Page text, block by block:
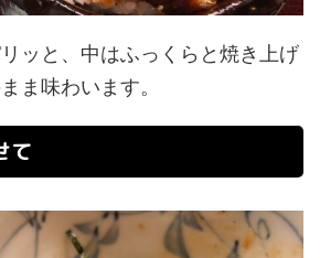
ッと、中はふっくらと焼き上げ
ま味わいます。
て